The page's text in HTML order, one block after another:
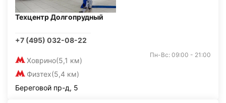
Техцентр Долгопрудный
+7 (495) 032-08-22
Ховрино(5,1 км)
Физтех(5,4 км)
Пн-Вс: 09:00 - 21:00
Береговой пр-д, 5